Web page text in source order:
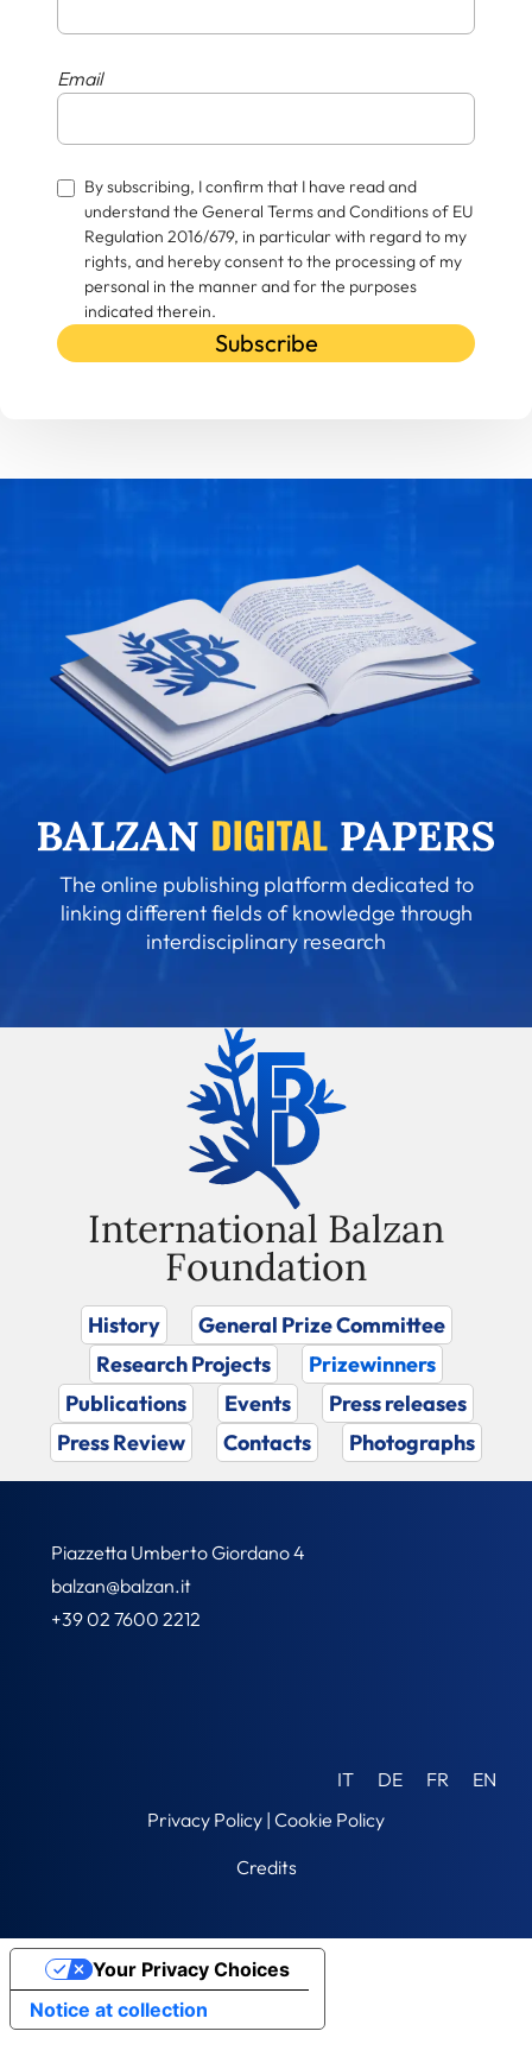
Email
By subscribing, I confirm that I have read and
understand the General Terms and Conditions of EU
Regulation 2016/679, in particular with regard to my
rights, and hereby consent to the processing of my
personal in the manner and for the purposes
indicated therein.
Subscribe
The online publishing platform dedicated to
linking different fields of knowledge through
interdisciplinary research
International Balzan
Foundation
History
General Prize Committee
Research Projects
Prizewinners
Publications
Events
Press releases
Press Review
Contacts Photographs
Piazzetta Umberto Giordano 4
balzan@balzan.it
+39 02 7600 2212
IT DE FR
EN
Privacy Policy | Cookie Policy
Credits
Notice at collection
Your Privacy Choices